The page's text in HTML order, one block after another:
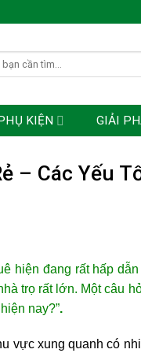
KIỆN GIẢI
– Các Yếu
hiện đang rất hấp
trọ rất lớn. Một câu
nay?”.
vực xung quanh có